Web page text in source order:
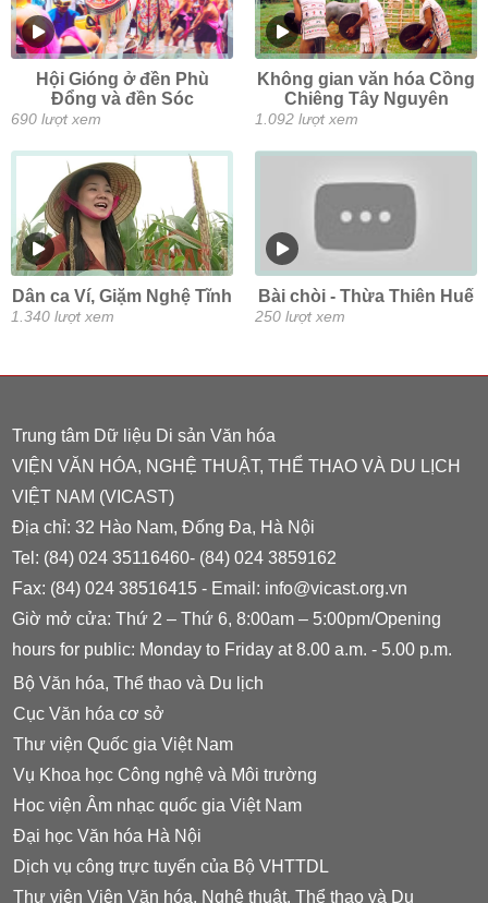
Hội Gióng ở đền Phù
Đổng và đền Sóc
690 lượt xem
Không gian văn hóa Cồng
Chiêng Tây Nguyên
1.092 lượt xem
Dân ca Ví, Giặm Nghệ Tĩnh
1.340 lượt xem
Bài chòi - Thừa Thiên Huế
250 lượt xem
Trung tâm Dữ liệu Di sản Văn hóa
VIỆN VĂN HÓA, NGHỆ THUẬT, THỂ THAO VÀ DU LỊCH
VIỆT NAM (VICAST)
Địa chỉ: 32 Hào Nam, Đống Đa, Hà Nội
Tel: (84) 024 35116460- (84) 024 3859162
Fax: (84) 024 38516415 - Email: info@vicast.org.vn
Giờ mở cửa: Thứ 2 – Thứ 6, 8:00am – 5:00pm/Opening
hours for public: Monday to Friday at 8.00 a.m. - 5.00 p.m.
Bộ Văn hóa, Thể thao và Du lịch
Cục Văn hóa cơ sở
Thư viện Quốc gia Việt Nam
Vụ Khoa học Công nghệ và Môi trường
Hoc viện Âm nhạc quốc gia Việt Nam
Đại học Văn hóa Hà Nội
Dịch vụ công trực tuyến của Bộ VHTTDL
Thư viện Viện Văn hóa, Nghệ thuật, Thể thao và Du